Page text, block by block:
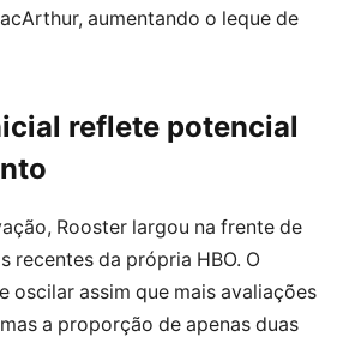
aumentando o leque de
reflete potencial
Rooster largou na frente de
recentes da própria HBO. O
oscilar assim que mais avaliações
a proporção de apenas duas